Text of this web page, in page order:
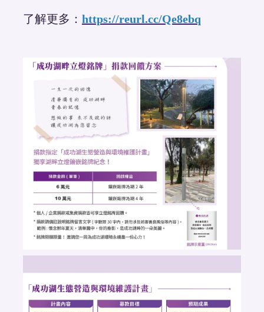
了解更多： https://reurl.cc/Qe8ebq